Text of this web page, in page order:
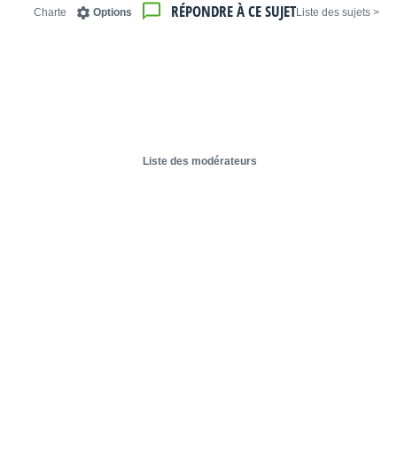
< Liste des sujets
RÉPONDRE À CE SUJET
Options
Charte
Liste des modérateurs